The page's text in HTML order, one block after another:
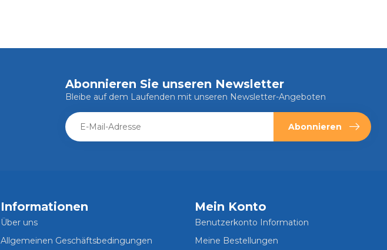
Abonnieren Sie unseren Newsletter
Bleibe auf dem Laufenden mit unseren Newsletter-Angeboten
Abonnieren
Informationen
Über uns
Allgemeinen Geschäftsbedingungen
Mein Konto
Benutzerkonto Information
Meine Bestellungen